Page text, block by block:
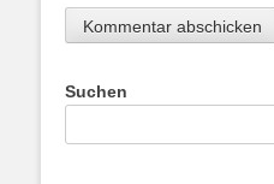
Suchen